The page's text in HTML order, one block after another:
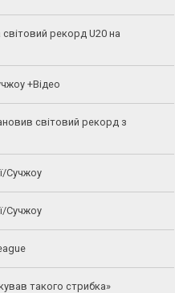
рекорд U20 на
+Відео
світовий рекорд з
Сучжоу
Сучжоу
такого стрибка»